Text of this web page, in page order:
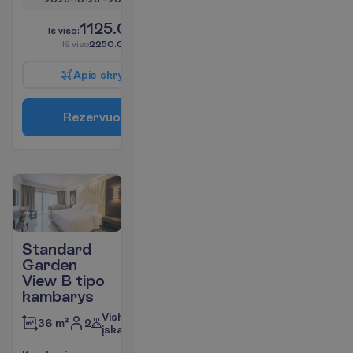
Iš viso:1125.00
Iš viso2250.00
Apie skry
Rezervuo
Standard
Garden
View B tipo
kambarys
36 m² 2
Viskas
įskaičiuota